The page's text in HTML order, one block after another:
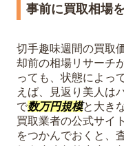
事前に買取相場
切手趣味週間の買取
却前の相場リサーチ
っても、状態によっ
えば、見返り美人は
で数万円規模と大き
買取業者の公式サイ
をつかんでおくと、